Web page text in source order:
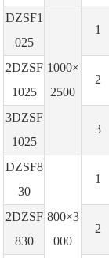
DZSF1
025
1000×
2500
1
2DZSF
1025
2
3DZSF
1025
3
DZSF8
30
800×3
000
1
2DZSF
830
2